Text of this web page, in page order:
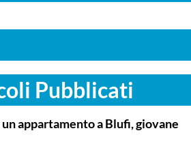
Pubblicati
appartamento a Blufi, giovane